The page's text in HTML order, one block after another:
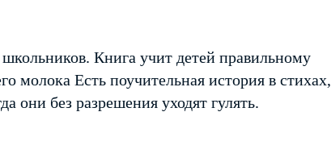
Книга учит детей правильному
молока Есть поучительная история в стихах,
они без разрешения уходят гулять.